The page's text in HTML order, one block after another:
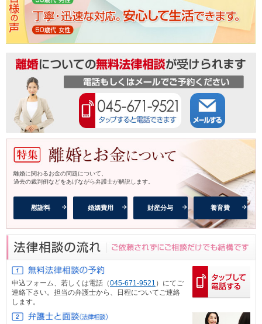
離婚に関わるお金の問題について、
過去の裁判例などをあげながら弁護士が解説します。
慰謝料 婚姻費用 財産分与 養育費
申込フォーム、 若しくは電話（045-671-9521 ）にてご
連絡下さい。担当の弁護士から、日程についてご連絡
します。